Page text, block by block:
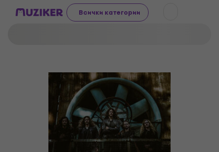
Всички категории